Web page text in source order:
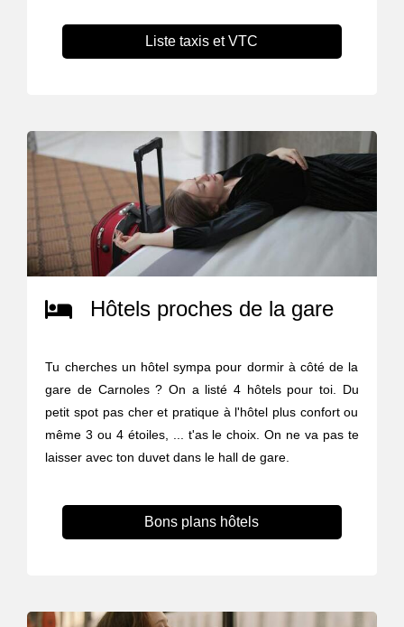
Liste taxis et VTC
Hôtels proches de la gare
Tu cherches un hôtel sympa pour dormir à côté de la
gare de Carnoles ? On a listé 4 hôtels pour toi. Du
petit spot pas cher et pratique à l'hôtel plus confort ou
même 3 ou 4 étoiles, ... t'as le choix. On ne va pas te
laisser avec ton duvet dans le hall de gare.
Bons plans hôtels